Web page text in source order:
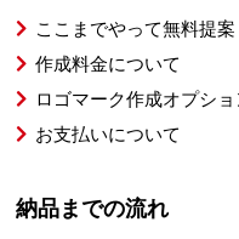
ここまでやって無料提案
作成料金について
ロゴマーク作成オプシ
お支払いについて
納品までの流れ